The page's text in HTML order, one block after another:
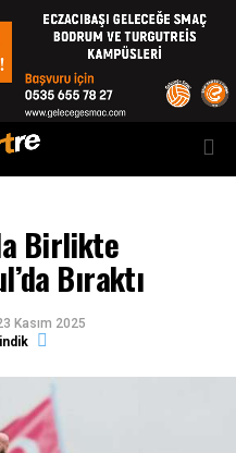
Birlikte
Bıraktı
Kasım 2025